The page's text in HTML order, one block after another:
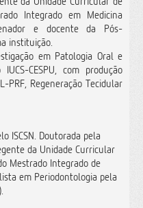
Integrado em Medicina
e docente da Pós-
instituição.
em Patologia Oral e
CESPU, com produção
Regeneração Tecidular
ISCSN. Doutorada pela
da Unidade Curricular
Mestrado Integrado de
em Periodontologia pela